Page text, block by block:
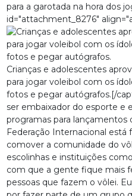
para a garotada na hora dos
id="attachment_8276"
Crianças e adolescentes
para jogar voleibol com os
fotos e pegar autógrafos.[/
ser embaixador do esporte e
programas para lançamentos
Federação Internacional está
comover a comunidade do
escolinhas e instituições
com que a gente fique mais
pessoas que fazem o vôlei.